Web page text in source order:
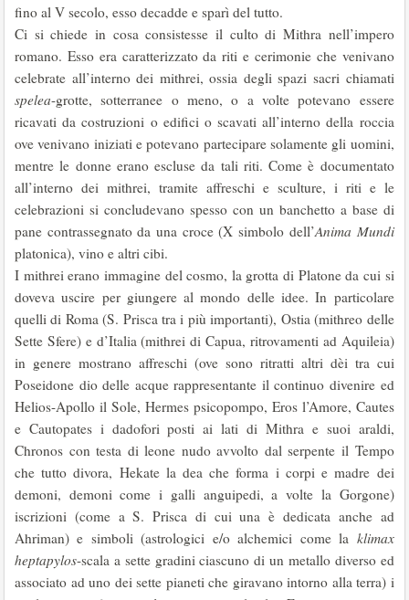
fino al V secolo, esso decadde e sparì del tutto.
Ci si chiede in cosa consistesse il culto di Mithra nell’impero
romano. Esso era caratterizzato da riti e cerimonie che venivano
celebrate all’interno dei mithrei, ossia degli spazi sacri chiamati
spelea-grotte, sotterranee o meno, o a volte potevano essere
ricavati da costruzioni o edifici o scavati all’interno della roccia
ove venivano iniziati e potevano partecipare solamente gli uomini,
mentre le donne erano escluse da tali riti. Come è documentato
all’interno dei mithrei, tramite affreschi e sculture, i riti e le
celebrazioni si concludevano spesso con un banchetto a base di
pane contrassegnato da una croce (X simbolo dell’Anima Mundi
platonica), vino e altri cibi.
I mithrei erano immagine del cosmo, la grotta di Platone da cui si
doveva uscire per giungere al mondo delle idee. In particolare
quelli di Roma (S. Prisca tra i più importanti), Ostia (mithreo delle
Sette Sfere) e d’Italia (mithrei di Capua, ritrovamenti ad Aquileia)
in genere mostrano affreschi (ove sono ritratti altri dèi tra cui
Poseidone dio delle acque rappresentante il continuo divenire ed
Helios-Apollo il Sole, Hermes psicopompo, Eros l’Amore, Cautes
e Cautopates i dadofori posti ai lati di Mithra e suoi araldi,
Chronos con testa di leone nudo avvolto dal serpente il Tempo
che tutto divora, Hekate la dea che forma i corpi e madre dei
demoni, demoni come i galli anguipedi, a volte la Gorgone)
iscrizioni (come a S. Prisca di cui una è dedicata anche ad
Ahriman) e simboli (astrologici e/o alchemici come la klimax
heptapylos-scala a sette gradini ciascuno di un metallo diverso ed
associato ad uno dei sette pianeti che giravano intorno alla terra) i